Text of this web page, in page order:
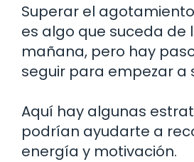
Superar el
es algo que suceda de
mañana, pero hay
seguir para empezar a
Aquí hay algunas
podrían ayudarte a
energía y motivación.